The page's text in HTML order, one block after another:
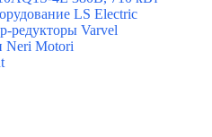
LS Electric
редукторы Varvel
Neri Motori